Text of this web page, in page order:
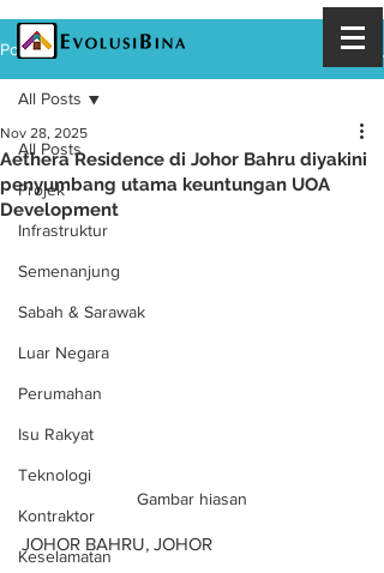
Post
All Posts
Projek
Infrastruktur
Semenanjung
Sabah & Sarawak
Luar Negara
Perumahan
Isu Rakyat
Teknologi
Kontraktor
Keselamatan
All Posts
Aethera Residence di Johor Bahru diyakini
penyumbang utama keuntungan UOA
Development
Nov 28, 2025
Gambar hiasan
JOHOR BAHRU, JOHOR